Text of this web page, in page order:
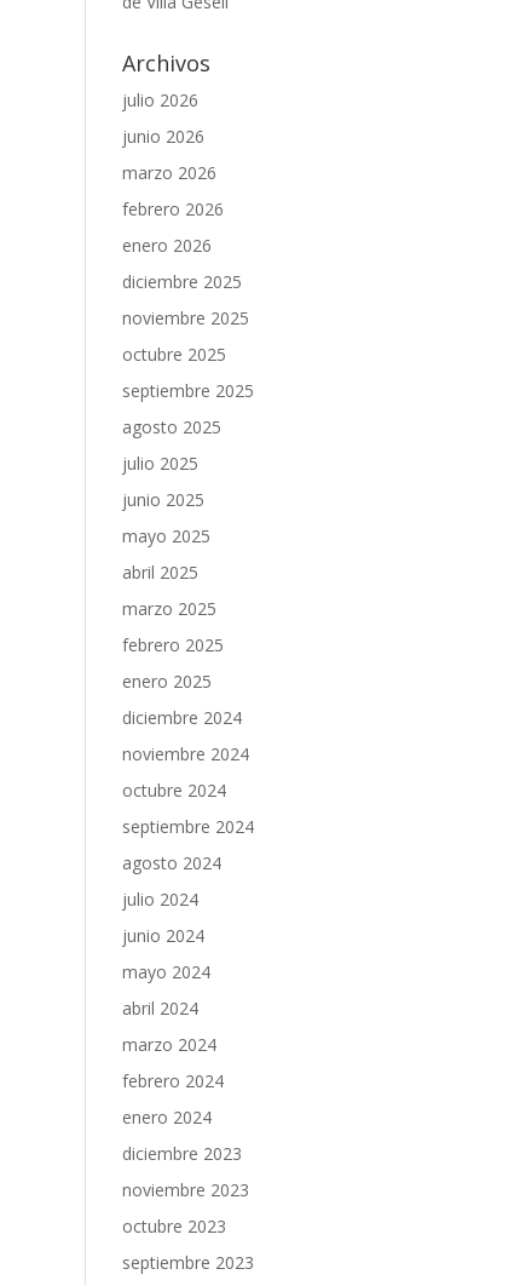
Archivos
julio 2026
junio 2026
marzo 2026
febrero 2026
enero 2026
diciembre 2025
noviembre 2025
octubre 2025
septiembre 2025
agosto 2025
julio 2025
junio 2025
mayo 2025
abril 2025
marzo 2025
febrero 2025
enero 2025
diciembre 2024
noviembre 2024
octubre 2024
septiembre 2024
agosto 2024
julio 2024
junio 2024
mayo 2024
abril 2024
marzo 2024
febrero 2024
enero 2024
diciembre 2023
noviembre 2023
octubre 2023
septiembre 2023